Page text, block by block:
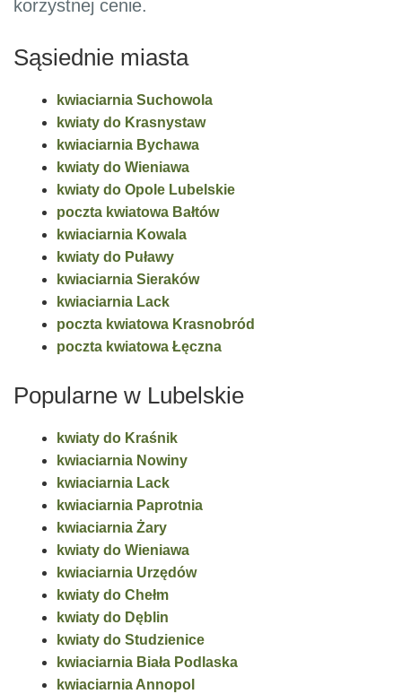
korzystnej cenie.
Sąsiednie miasta
kwiaciarnia Suchowola
kwiaty do Krasnystaw
kwiaciarnia Bychawa
kwiaty do Wieniawa
kwiaty do Opole Lubelskie
poczta kwiatowa Bałtów
kwiaciarnia Kowala
kwiaty do Puławy
kwiaciarnia Sieraków
kwiaciarnia Lack
poczta kwiatowa Krasnobród
poczta kwiatowa Łęczna
Popularne w Lubelskie
kwiaty do Kraśnik
kwiaciarnia Nowiny
kwiaciarnia Lack
kwiaciarnia Paprotnia
kwiaciarnia Żary
kwiaty do Wieniawa
kwiaciarnia Urzędów
kwiaty do Chełm
kwiaty do Dęblin
kwiaty do Studzienice
kwiaciarnia Biała Podlaska
kwiaciarnia Annopol